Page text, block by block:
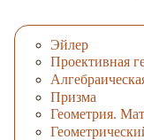
Эйлер
Проективная
Призма
Геометрия.